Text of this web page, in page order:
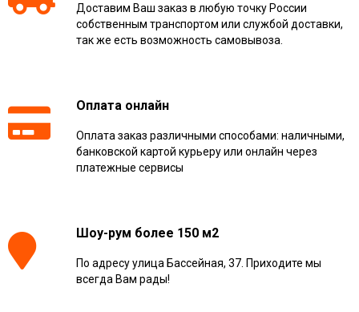
Доставим Ваш заказ в любую точку России
собственным транспортом или службой доставки,
так же есть возможность самовывоза.
Оплата онлайн
Оплата заказ различными способами: наличными,
банковской картой курьеру или онлайн через
платежные сервисы
Шоу-рум более 150 м2
По адресу улица Бассейная, 37. Приходите мы
всегда Вам рады!